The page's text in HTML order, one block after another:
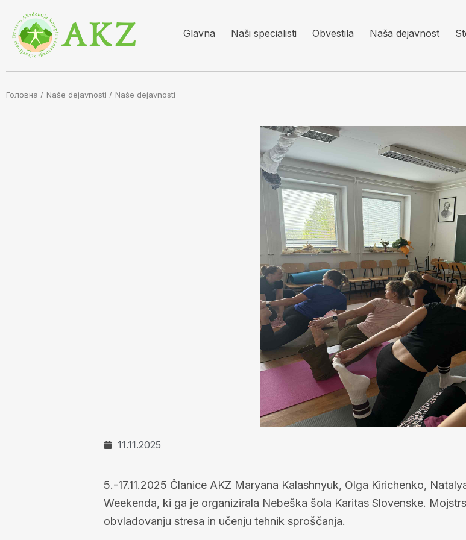
Glavna Naši specialisti Obvestila Naša dejavnost
Головна / Naše dejavnosti / Naše dejavnosti
11.11.2025
5.-17.11.2025 Članice AKZ Maryana Kalashnyuk, Olga Kirichenko,
Weekenda, ki ga je organizirala Nebeška šola Karitas Slovenske.
obvladovanju stresa in učenju tehnik sproščanja.